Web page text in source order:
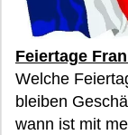
Feiertage
Welche
bleiben
wann ist mit